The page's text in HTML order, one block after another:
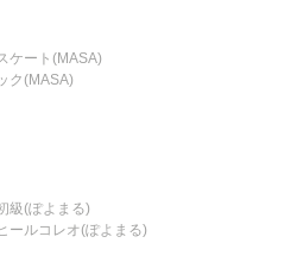
ケート(MASA)
ク(MASA)
級(ぽよまる)
ールコレオ(ぽよまる)